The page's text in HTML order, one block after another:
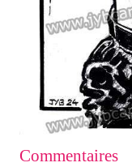
Commentaires